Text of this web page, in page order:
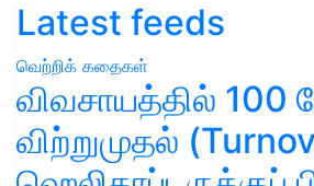
Latest feeds
வெற்றிக் கதைகள்
விவசாயத்தில் 100
விற்றுமுதல்